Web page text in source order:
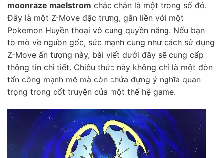
moonraze maelstrom chắc chắn là một trong số đó.
Đây là một Z-Move đặc trưng, gắn liền với một
Pokemon Huyền thoại vô cùng quyền năng. Nếu bạn
tò mò về nguồn gốc, sức mạnh cũng như cách sử dụng
Z-Move ấn tượng này, bài viết dưới đây sẽ cung cấp
thông tin chi tiết. Chiêu thức này không chỉ là một đòn
tấn công mạnh mẽ mà còn chứa đựng ý nghĩa quan
trọng trong cốt truyện của một thế hệ game.